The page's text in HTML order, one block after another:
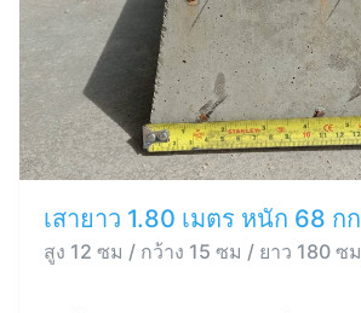
เสายาว 1.80 เมตร หนัก 68 กก
สูง 12 ซม / กว้าง 15 ซม / ยาว 180 ซม